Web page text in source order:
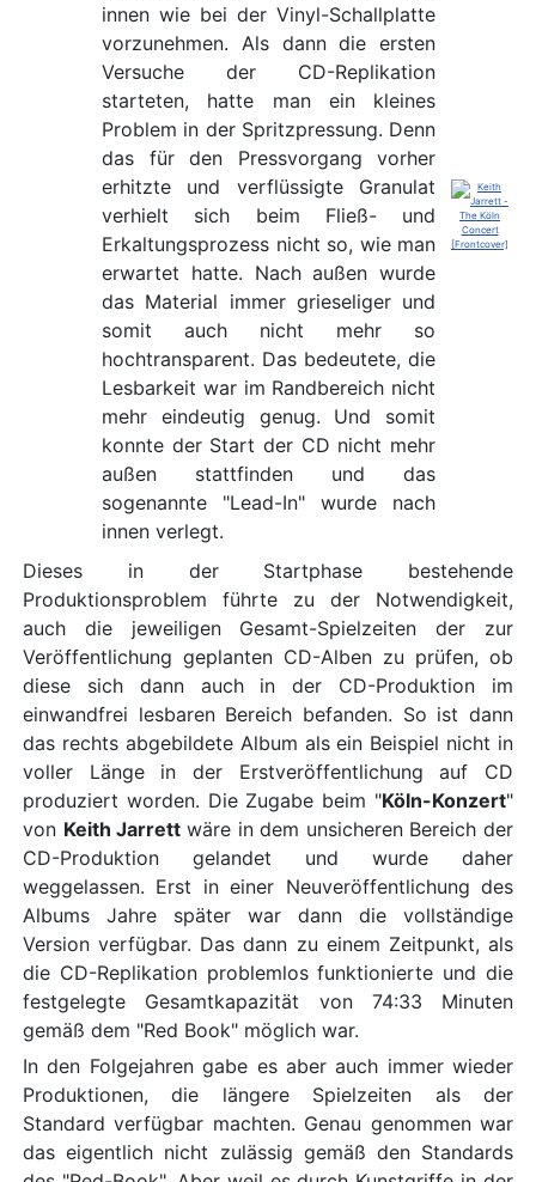
innen wie bei der Vinyl-Schallplatte
vorzunehmen. Als dann die ersten
Versuche der CD-Replikation
starteten, hatte man ein kleines
Problem in der Spritzpressung. Denn
das für den Pressvorgang vorher
erhitzte und verflüssigte Granulat
verhielt sich beim Fließ- und
Erkaltungsprozess nicht so, wie man
erwartet hatte. Nach außen wurde
das Material immer grieseliger und
somit auch nicht mehr so
hochtransparent. Das bedeutete, die
Lesbarkeit war im Randbereich nicht
mehr eindeutig genug. Und somit
konnte der Start der CD nicht mehr
außen stattfinden und das
sogenannte "Lead-In" wurde nach
innen verlegt.
Dieses in der Startphase bestehende
Produktionsproblem führte zu der Notwendigkeit,
auch die jeweiligen Gesamt-Spielzeiten der zur
Veröffentlichung geplanten CD-Alben zu prüfen, ob
diese sich dann auch in der CD-Produktion im
einwandfrei lesbaren Bereich befanden. So ist dann
das rechts abgebildete Album als ein Beispiel nicht in
voller Länge in der Erstveröffentlichung auf CD
produziert worden. Die Zugabe beim "Köln-Konzert"
von Keith Jarrett wäre in dem unsicheren Bereich der
CD-Produktion gelandet und wurde daher
weggelassen. Erst in einer Neuveröffentlichung des
Albums Jahre später war dann die vollständige
Version verfügbar. Das dann zu einem Zeitpunkt, als
die CD-Replikation problemlos funktionierte und die
festgelegte Gesamtkapazität von 74:33 Minuten
gemäß dem "Red Book" möglich war.
In den Folgejahren gabe es aber auch immer wieder
Produktionen, die längere Spielzeiten als der
Standard verfügbar machten. Genau genommen war
das eigentlich nicht zulässig gemäß den Standards